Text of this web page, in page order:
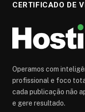
CERTIFICADO DE
Operamos com
profissional e foco
cada publicação não
e gere resultado.